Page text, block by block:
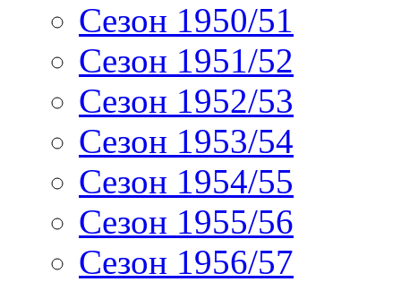
Сезон 1950/51
Сезон 1951/52
Сезон 1952/53
Сезон 1953/54
Сезон 1954/55
Сезон 1955/56
Сезон 1956/57